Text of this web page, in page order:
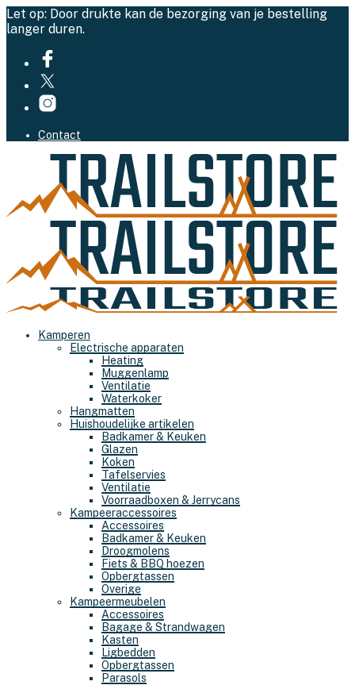
Let op: Door drukte kan de bezorging van je bestelling
langer duren.
Contact
Kamperen
Electrische apparaten
Heating
Muggenlamp
Ventilatie
Waterkoker
Hangmatten
Huishoudelijke artikelen
Badkamer & Keuken
Glazen
Koken
Tafelservies
Ventilatie
Voorraadboxen & Jerrycans
Kampeeraccessoires
Accessoires
Badkamer & Keuken
Droogmolens
Fiets & BBQ hoezen
Opbergtassen
Overige
Kampeermeubelen
Accessoires
Bagage & Strandwagen
Kasten
Ligbedden
Opbergtassen
Parasols